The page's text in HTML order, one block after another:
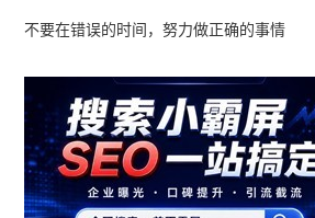
不要在错误的时间，努力做正确的事情